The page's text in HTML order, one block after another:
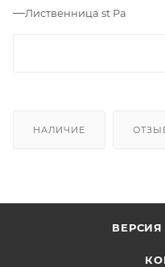
—Лиственница st Pa
НАЛИЧИЕ